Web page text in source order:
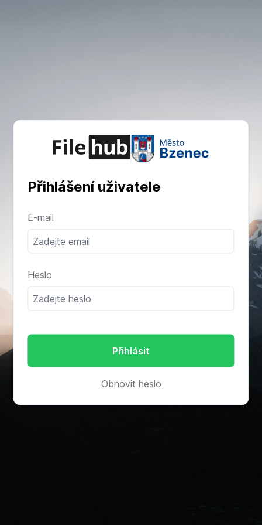
Přihlášení uživatele
E-mail
Heslo
Obnovit heslo